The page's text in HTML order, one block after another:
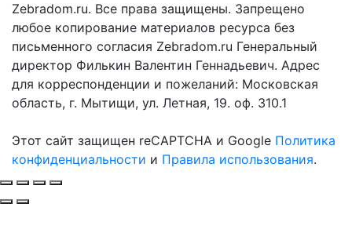
Zebradom.ru. Все права защищены. Запрещено
любое копирование материалов ресурса без
письменного согласия Zebradom.ru Генеральный
директор Филькин Валентин Геннадьевич. Адрес
для корреспонденции и пожеланий: Московская
область, г. Мытищи, ул. Летная, 19. оф. 310.1
Этот сайт защищен reCAPTCHA и Google Политика
конфиденциальности и Правила использования.